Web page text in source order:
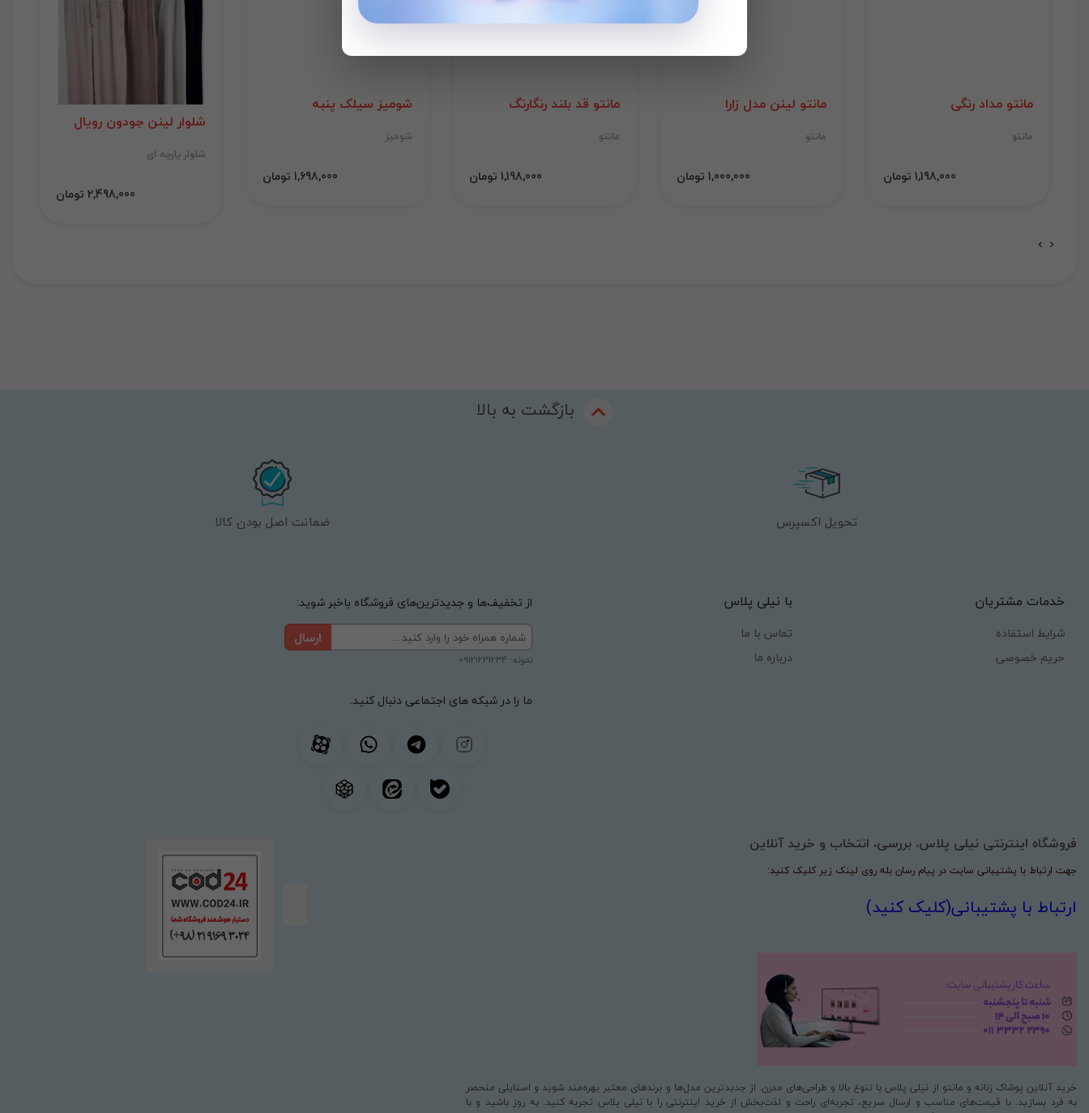
مانتو مداد رنگی
مانتو
1,198,000 تومان
مانتو لینن مدل زارا
مانتو
1,000,000 تومان
مانتو قد بلند رنگارنگ
مانتو
1,198,000 تومان
شومیز سیلک پنبه
شومیز
1,698,000 تومان
شلوار لینن جودون رویال
شلوار پارچه ای
2,498,000 تومان
بازگشت به بالا
تحویل اکسپرس ضمانت اصل بودن کالا
خدمات مشتریان
شرایط استفاده
حریم خصوصی
با نیلی پلاس
تماس با ما
درباره ما
از تخفیف‌ها و جدیدترین‌های فروشگاه باخبر شوید:
ارسال
نمونه: 09121231234
ما را در شبکه های اجتماعی دنبال کنید.
فروشگاه اینترنتی نیلی پلاس، بررسی، انتخاب و خرید آنلاین
جهت ارتباط با پشتیبانی سایت در پیام رسان بله روی لینک زیر کلیک کنید:
ارتباط با پشتیبانی(کلیک کنید)
خرید آنلاین پوشاک زنانه و مانتو از نیلی پلاس با تنوع بالا و طراحی‌های مدرن. از جدیدترین مدل‌ها و برندهای معتبر بهره‌مند شوید و استایلی منحصر
به فرد بسازید. با قیمت‌های مناسب و ارسال سریع، تجربه‌ای راحت و لذت‌بخش از خرید اینترنتی را با نیلی پلاس تجربه کنید. به روز باشید و با